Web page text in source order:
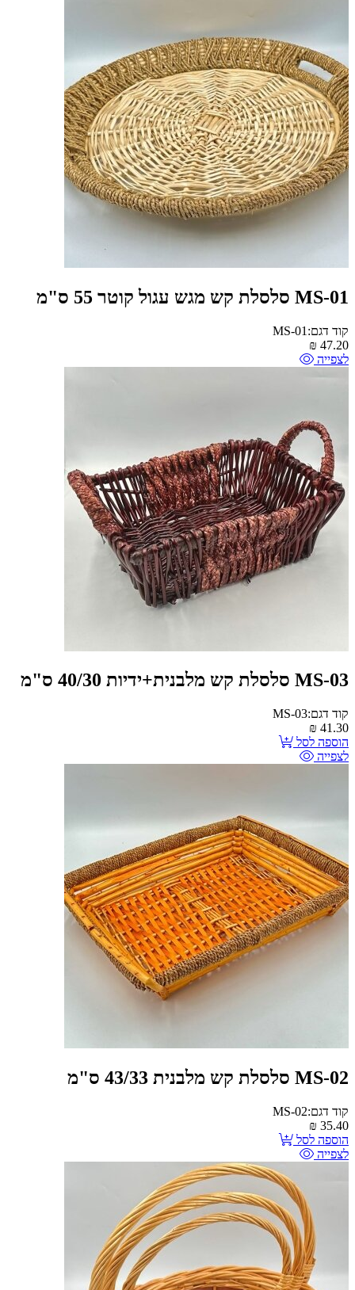
MS-01 סלסלת קש מגש עגול קוטר 55 ס"מ
קוד דגם:MS-01
47.20
₪
לצפייה
MS-03 סלסלת קש מלבנית+ידיות 40/30 ס"מ
קוד דגם:MS-03
41.30
₪
הוספה לסל
לצפייה
MS-02 סלסלת קש מלבנית 43/33 ס"מ
קוד דגם:MS-02
35.40
₪
הוספה לסל
לצפייה